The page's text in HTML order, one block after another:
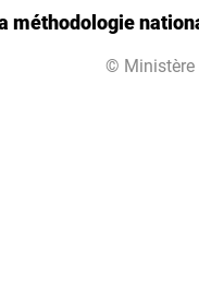
méthodologie
© Ministère